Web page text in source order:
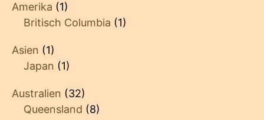
Amerika (1)
Britisch Columbia (1)
Asien (1)
Japan (1)
Australien (32)
Queensland (8)